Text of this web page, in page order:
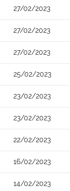
27/02/2023
27/02/2023
27/02/2023
25/02/2023
23/02/2023
23/02/2023
22/02/2023
16/02/2023
14/02/2023